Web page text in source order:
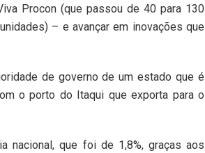
Procon (que passou de 40 para 130
– e avançar em inovações que
de governo de um estado que é
o porto do Itaqui que exporta para o
nacional, que foi de 1,8%, graças aos